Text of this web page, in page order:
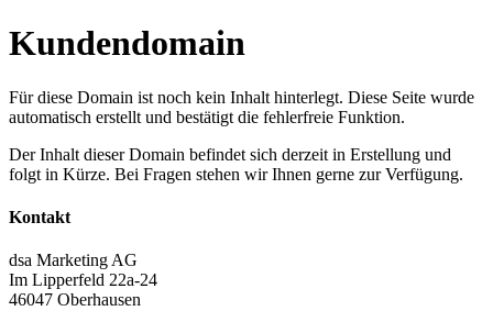
Kundendomain
Für diese Domain ist noch kein Inhalt hinterlegt. Diese Seite wurde
automatisch erstellt und bestätigt die fehlerfreie Funktion.
Der Inhalt dieser Domain befindet sich derzeit in Erstellung und
folgt in Kürze. Bei Fragen stehen wir Ihnen gerne zur Verfügung.
Kontakt
dsa Marketing AG
Im Lipperfeld 22a-24
46047 Oberhausen